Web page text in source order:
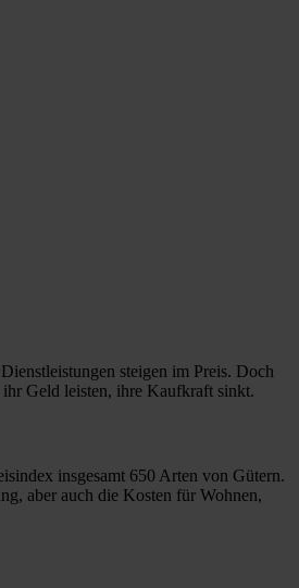
steigen im Preis. Doch
ihr Geld leisten, ihre Kaufkraft sinkt.
insgesamt 650 Arten von Gütern.
aber auch die Kosten für Wohnen,